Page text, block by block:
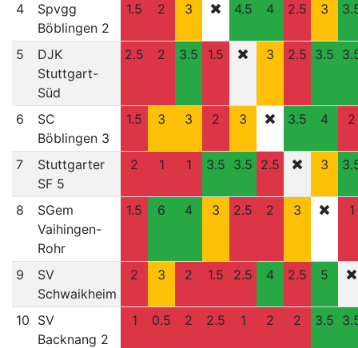
4
Spvgg
Böblingen 2
1.5 2 3 4.5 4 2.5 3
5
DJK
Stuttgart-
Süd
2.5 2 3.5 1.5 3 2.5 3.5
6
SC
Böblingen 3
1.5 3 3 2 3 3.5 4 2
7
Stuttgarter
SF 5
2 1 1 3.5 3.5 2.5 3
8
SGem
Vaihingen-
Rohr
1.5 6 4 3 2.5 2 3 1
9
SV
Schwaikheim
2 3 2 1.5 2.5 4 2.5 5
10 SV
Backnang 2
1 0.5 2 2.5 1 2 2 3.5